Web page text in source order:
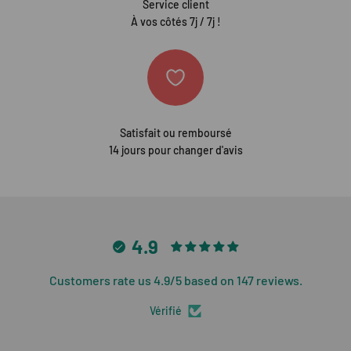
Service client
À vos côtés 7j / 7j !
Satisfait ou remboursé
14 jours pour changer d'avis
4.9
Customers rate us 4.9/5 based on 147 reviews.
Vérifié